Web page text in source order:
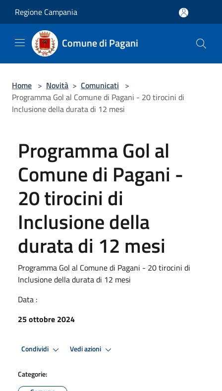
Regione Campania
Comune di Pagani
Home > Novità > Comunicati >
Programma Gol al Comune di Pagani - 20 tirocini di
Inclusione della durata di 12 mesi
Programma Gol al
Comune di Pagani -
20 tirocini di
Inclusione della
durata di 12 mesi
Programma Gol al Comune di Pagani - 20 tirocini di
Inclusione della durata di 12 mesi
Data :
25 ottobre 2024
Condividi Vedi azioni
Categorie: